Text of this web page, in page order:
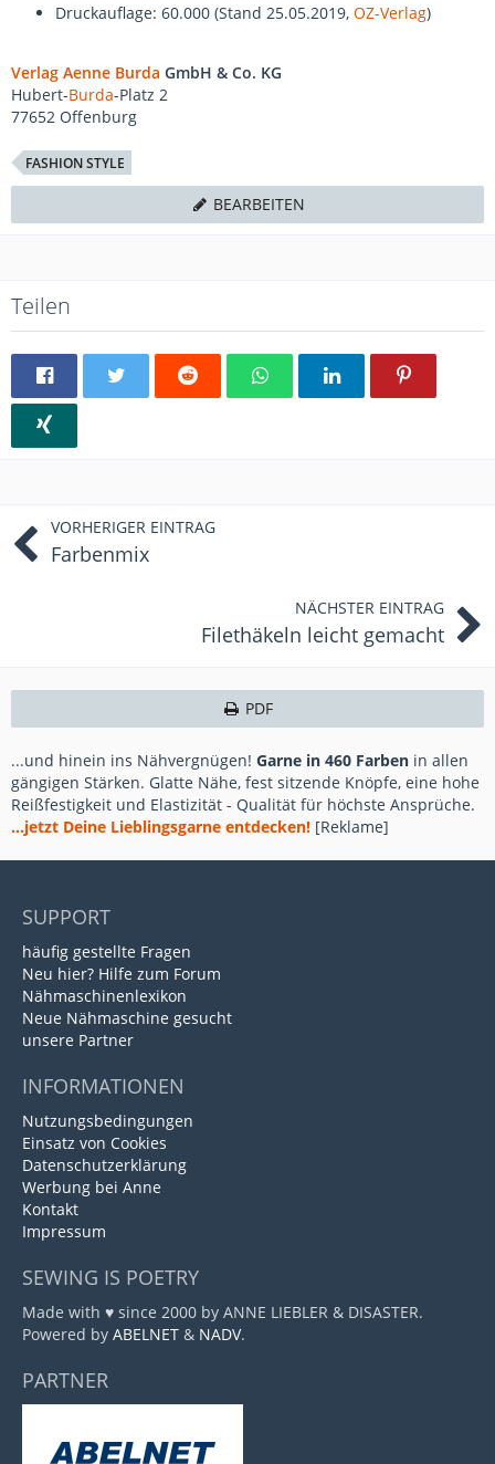
Druckauflage: 60.000 (Stand 25.05.2019, OZ-Verlag)
Verlag Aenne Burda GmbH & Co. KG
Hubert-Burda-Platz 2
77652 Offenburg
FASHION STYLE
BEARBEITEN
Teilen
VORHERIGER EINTRAG
Farbenmix
NÄCHSTER EINTRAG
Filethäkeln leicht gemacht
PDF
...und hinein ins Nähvergnügen! Garne in 460 Farben in allen
gängigen Stärken. Glatte Nähe, fest sitzende Knöpfe, eine hohe
Reißfestigkeit und Elastizität - Qualität für höchste Ansprüche.
...jetzt Deine Lieblingsgarne entdecken! [Reklame]
SUPPORT
häufig gestellte Fragen
Neu hier? Hilfe zum Forum
Nähmaschinenlexikon
Neue Nähmaschine gesucht
unsere Partner
INFORMATIONEN
Nutzungsbedingungen
Einsatz von Cookies
Datenschutzerklärung
Werbung bei Anne
Kontakt
Impressum
SEWING IS POETRY
Made with ♥ since 2000 by ANNE LIEBLER & DISASTER.
Powered by ABELNET & NADV.
PARTNER